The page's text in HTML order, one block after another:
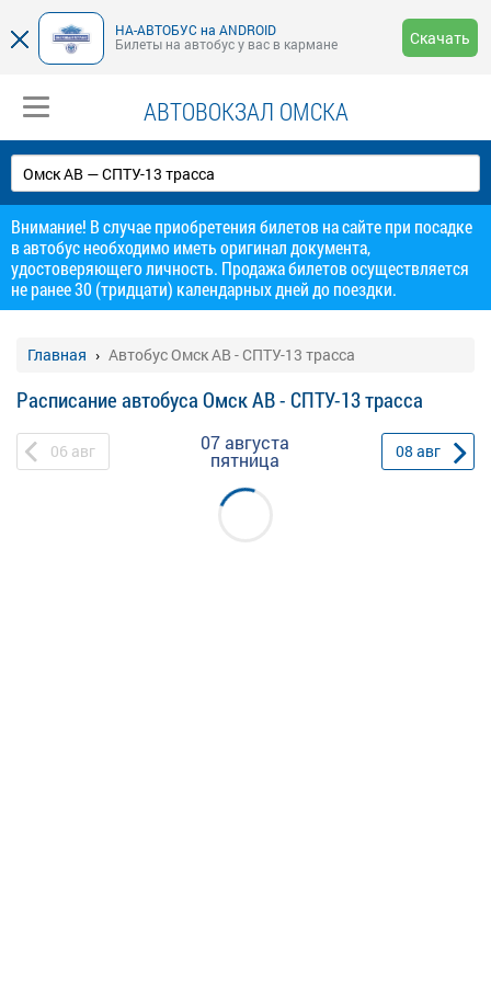
НА-АВТОБУС на ANDROID
Билеты на автобус у вас в кармане
Скачать
АВТОВОКЗАЛ ОМСКА
Внимание! В случае приобретения билетов на сайте при посадке
в автобус необходимо иметь оригинал документа,
удостоверяющего личность. Продажа билетов осуществляется
не ранее 30 (тридцати) календарных дней до поездки.
Главная Автобус Омск АВ - СПТУ-13 трасса
Расписание автобуса Омск АВ - СПТУ-13 трасса
06 авг 07 августа
пятница 08 авг